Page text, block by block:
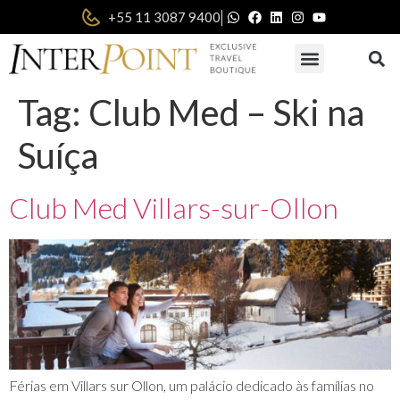
+55 11 3087 9400|
Tag: Club Med – Ski na
Suíça
Club Med Villars-sur-Ollon
Férias em Villars sur Ollon, um palácio dedicado às famílias no